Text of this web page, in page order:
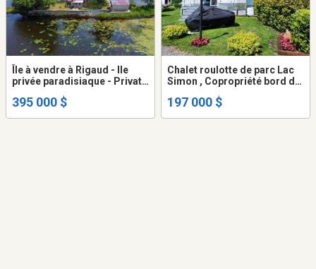
Île à vendre à Rigaud - Ile
privée paradisiaque - Private
Rigaud
395 000 $
Chalet roulotte de parc Lac
Simon , Copropriété bord du
197 000 $